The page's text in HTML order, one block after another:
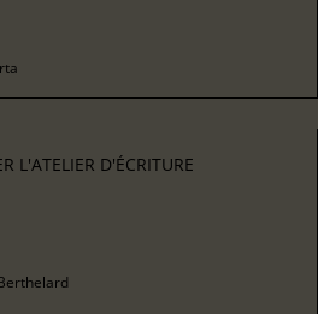
L'ATELIER D'ÉCRITURE